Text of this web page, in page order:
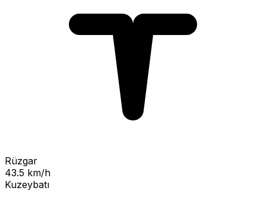
Rüzgar
43.5 km/h
Kuzeybatı